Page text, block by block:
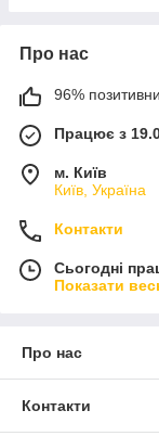
Про нас
96%
Працює з
м. Київ
Київ, Україна
Контакти
Сьогодні
Показати
Про нас
Контакти